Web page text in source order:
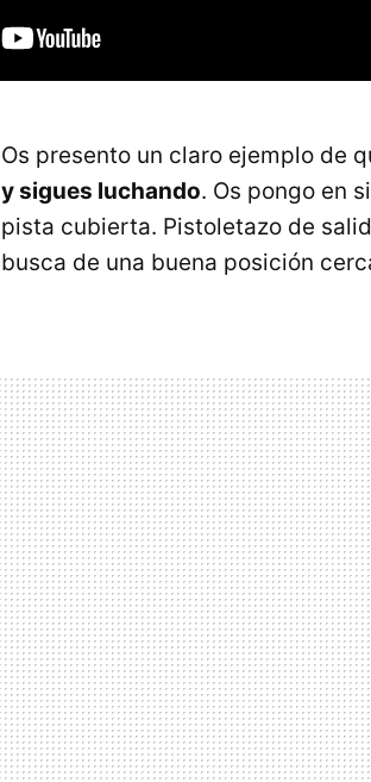
Os presento un claro ejemplo de
y sigues luchando. Os pongo en
pista cubierta. Pistoletazo de
busca de una buena posición